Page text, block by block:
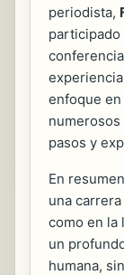
periodista,
enfoque
pasos y
En
una
como en la
un
humana,